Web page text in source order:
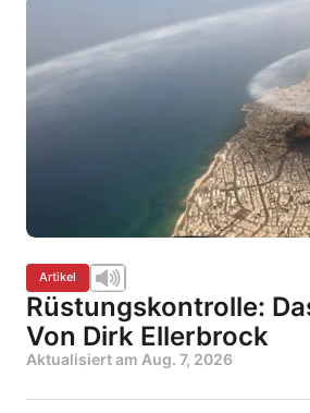
Artikel
Rüstungskontrolle:
Von Dirk Ellerbrock
Aktualisiert am Aug. 7, 2026